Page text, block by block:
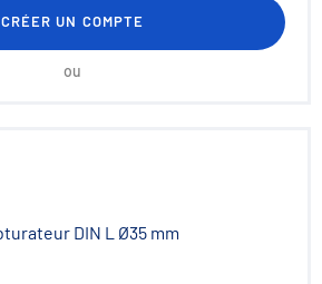
CRÉER UN COMPTE
ou